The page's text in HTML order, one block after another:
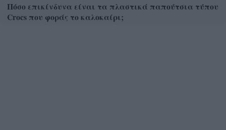
Πόσο επικίνδυνα είναι τα πλαστικά παπούτσια τύπου
Crocs που φοράς το καλοκαίρι;